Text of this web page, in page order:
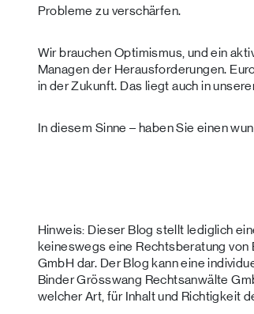
Probleme zu verschärfen.
Wir brauchen Optimismus, und ein
Managen der Herausforderungen.
in der Zukunft. Das liegt auch in
In diesem Sinne – haben Sie einen
Hinweis: Dieser Blog stellt lediglich
keineswegs eine Rechtsberatung
GmbH dar. Der Blog kann eine
Binder Grösswang Rechtsanwälte
welcher Art, für Inhalt und Richtigkeit